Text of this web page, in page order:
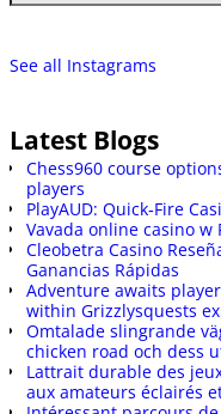
See all Instagrams
Latest Blogs
Chess960 course
players
PlayAUD: Quick‑Fire
Vavada online casino w
Cleobetra Casino
Ganancias Rápidas
Adventure awaits
within Grizzlysquests
Omtalade slingrande
chicken road och dess
Lattrait durable des
aux amateurs éclairés